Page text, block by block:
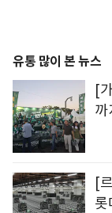
유통 많이 본 뉴스
[
[
롯